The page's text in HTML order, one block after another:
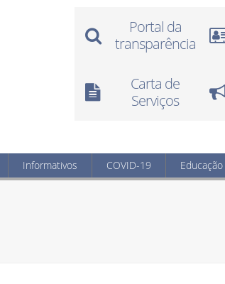
Portal da
transparência
Carta de
Serviços
Informativos COVID-19 Educação